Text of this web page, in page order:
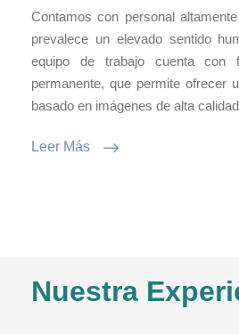
Contamos con personal
prevalece un elevado sentido
equipo de trabajo cuenta con
permanente, que permite ofrecer
basado en imágenes de alta
Leer Más
Nuestra